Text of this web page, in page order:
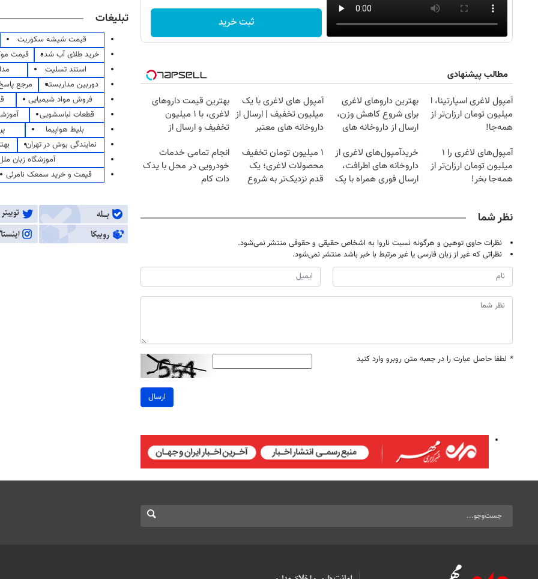
ثبت خرید
مطالب پیشنهادی
آمپول لاغری اسپارتینا، ا
میلیون تومان ارزان‌تر از
همه‌جا!
بهترین داروهای لاغری
برای شروع کاهش وزن،
ارسال از داروخانه های
آمپول های لاغری با یک
میلیون تخفیف | ارسال از
داروخانه های معتبر
بهترین قیمت داروهای
لاغری، با ۱ میلیون
تخفیف و ارسال از
آمپول‌های لاغری را ۱
میلیون تومان ارزان‌تر از
همه‌جا بخر!
خریدآمپول‌های لاغری از
داروخانه های اطرافت،
ارسال فوری همراه با پک
۱ میلیون تومان تخفیف
محصولات لاغری؛ یک
قدم نزدیک‌تر به شروع
انجام تمامی خدمات
خودرویی در محل با یدک
دات کام
نظر شما
نظرات حاوی توهین و هرگونه نسبت ناروا به اشخاص حقیقی و حقوقی منتشر نمی‌شود.
نظراتی که غیر از زبان فارسی یا غیر مرتبط با خبر باشد منتشر نمی‌شود.
* لطفا حاصل عبارت را در جعبه متن روبرو وارد کنید
ارسال
تبلیغات
قیمت شیشه سکوریت
خرید طلای آب شده
قیمت
استند تسلیت
دوربین مداربسته
مرجع
فروش مواد شیمیایی
قطعات لباسشویی
بلیط هواپیما
نمایندگی بوش در تهران
آموزشگاه زبان
قیمت و خرید سمعک نامرئی